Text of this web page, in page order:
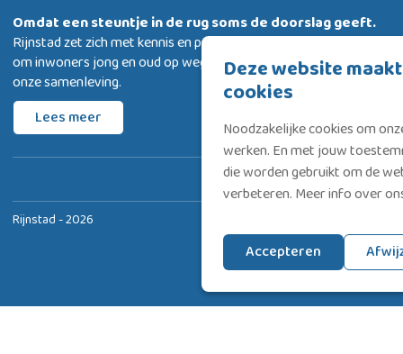
Omdat een steuntje in de rugsoms de doorslag geeft.
Rijnstad zet zich met kennis en passie in
om inwoners jong en oud op weg te helpen met deelnemen aan
onze samenleving.
Lees meer
Rijnstad - 2026
Disclaimer
Klachtenregeling
Deze website
cookies
Noodzakelijke cookies om
werken. En met jouw
die worden gebruikt om de
verbeteren. Meer info over
Accepteren